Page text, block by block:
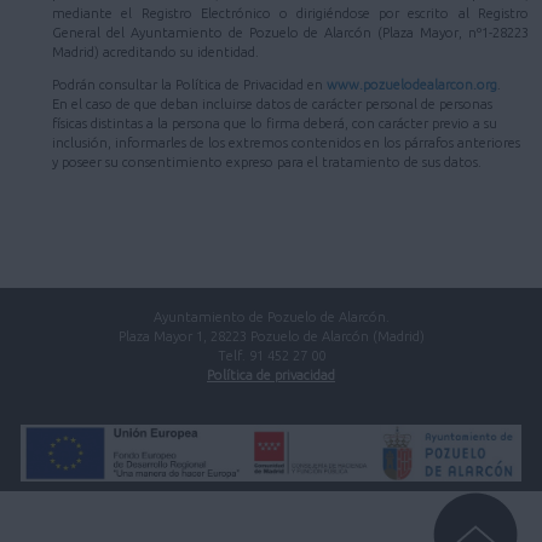
mediante el Registro Electrónico o dirigiéndose por escrito al Registro
General del Ayuntamiento de Pozuelo de Alarcón (Plaza Mayor, nº1-28223
Madrid) acreditando su identidad.
Podrán consultar la Política de Privacidad en www.pozuelodealarcon.org
En el caso de que deban incluirse datos de carácter personal de personas
físicas distintas a la persona que lo firma deberá, con carácter previo a su
inclusión, informarles de los extremos contenidos en los párrafos anteriores
y poseer su consentimiento expreso para el tratamiento de sus datos.
Ayuntamiento de Pozuelo de Alarcón.
Plaza Mayor 1, 28223 Pozuelo de Alarcón (Madrid)
Telf. 91 452 27 00
Política de privacidad